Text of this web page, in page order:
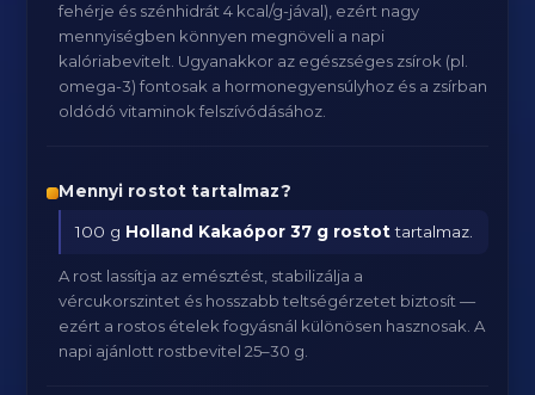
fehérje és szénhidrát 4 kcal/g-jával), ezért nagy
mennyiségben könnyen megnöveli a napi
kalóriabevitelt. Ugyanakkor az egészséges zsírok (pl.
omega-3) fontosak a hormonegyensúlyhoz és a zsírban
oldódó vitaminok felszívódásához.
Mennyi rostot tartalmaz?
100 g Holland Kakaópor 37 g rostottartalmaz.
A rost lassítja az emésztést, stabilizálja a
vércukorszintet és hosszabb teltségérzetet biztosít —
ezért a rostos ételek fogyásnál különösen hasznosak. A
napi ajánlott rostbevitel 25–30 g.